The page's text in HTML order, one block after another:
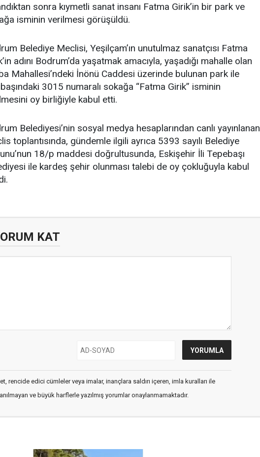
sonra kıymetli sanat insanı Fatma Girik’in bir park ve
isminin verilmesi görüşüldü.
Belediye Meclisi, Yeşilçam’ın unutulmaz sanatçısı Fatma
adını Bodrum’da yaşatmak amacıyla, yaşadığı mahalle olan
Mahallesi’ndeki İnönü Caddesi üzerinde bulunan park ile
3015 numaralı sokağa “Fatma Girik” isminin
oy birliğiyle kabul etti.
Belediyesi’nin sosyal medya hesaplarından canlı yayınlanan
toplantısında, gündemle ilgili ayrıca 5393 sayılı Belediye
18/p maddesi doğrultusunda, Eskişehir İli Tepebaşı
ile kardeş şehir olunması talebi de oy çokluğuyla kabul
KAT
rencide edici cümleler veya imalar, inançlara saldırı içeren, imla kuralları ile
ve büyük harflerle yazılmış yorumlar onaylanmamaktadır.